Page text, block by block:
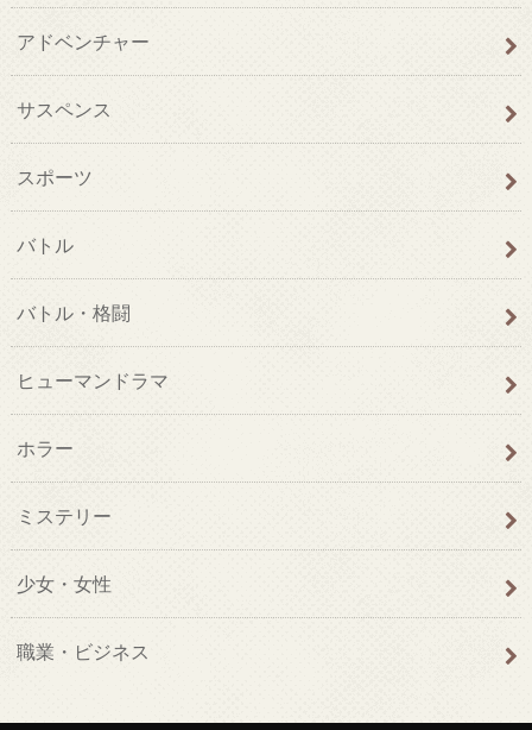
アドベンチャー
サスペンス
スポーツ
バトル
バトル・格闘
ヒューマンドラマ
ホラー
ミステリー
少女・女性
職業・ビジネス